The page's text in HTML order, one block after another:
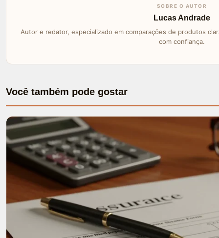
SOBRE O AUTOR
Lucas Andrade
Autor e redator, especializado em comparações de produtos
com confiança.
Você também pode gostar